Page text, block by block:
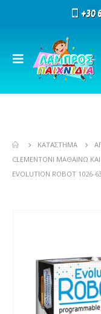
ΚΑΤΆΣΤΗΜΑ
CLEMENTONI ΜΑΘΑΊΝΩ
EVOLUTION ROBOT 1026-